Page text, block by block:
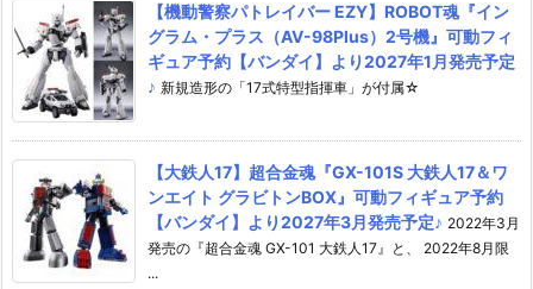
【機動警察パトレイバー EZY】ROBOT魂『イン
グラム・プラス（AV-98Plus）2号機』可動フィ
ギュア予約【バンダイ】より2027年1月発売予定
♪ 新規造形の「17式特型指揮車」が付属☆
【大鉄人17】超合金魂『GX-101S 大鉄人17＆ワ
ンエイト グラビトンBOX』可動フィギュア予約
【バンダイ】より2027年3月発売予定♪ 2022年3月
発売の『超合金魂 GX-101 大鉄人17』と、 2022年8月限
...